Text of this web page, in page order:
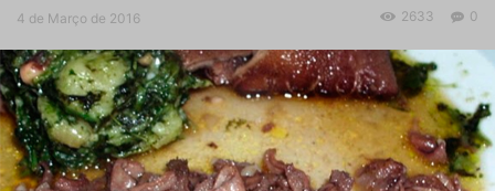
4 de Março de 2016 0
2633